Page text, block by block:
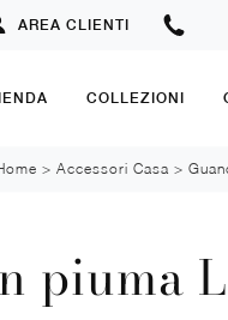
AREA CLIENTI
COLLEZIONI
> Accessori Casa >
piuma